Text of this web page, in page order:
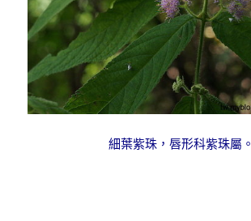
細葉紫珠，唇形科紫珠屬。